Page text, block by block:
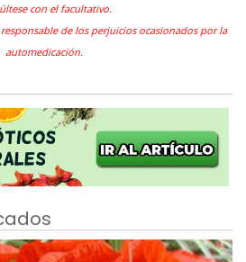
con el facultativo.
de los perjuicios ocasionados por la
automedicación.